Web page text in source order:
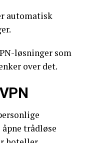
automatisk
løsninger som
over det.
trådløse